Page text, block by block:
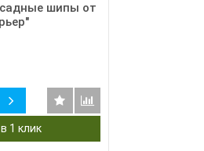
шипы от